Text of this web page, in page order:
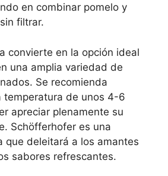
en combinar pomelo y
filtrar.
convierte en la opción ideal
una amplia variedad de
Se recomienda
temperatura de unos 4-6
apreciar plenamente su
Schöfferhofer es una
que deleitará a los amantes
sabores refrescantes.